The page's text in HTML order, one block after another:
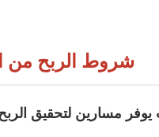
شروط الربح من
يوفر مسارين لتحقيق